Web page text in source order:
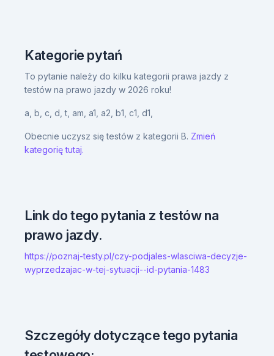
Kategorie pytań
To pytanie należy do kilku kategorii prawa jazdy z
testów na prawo jazdy w 2026 roku!
a, b, c, d,t, am, a1, a2, b1, c1, d1,
Obecnie uczysz się testów z kategorii B. Zmień
kategorię tutaj.
Link do tego pytania z testów na
prawo jazdy.
https://poznaj-testy.pl/czy-podjales-wlasciwa-decyzje-
wyprzedzajac-w-tej-sytuacji--id-pytania-1483
Szczegóły dotyczące tego pytania